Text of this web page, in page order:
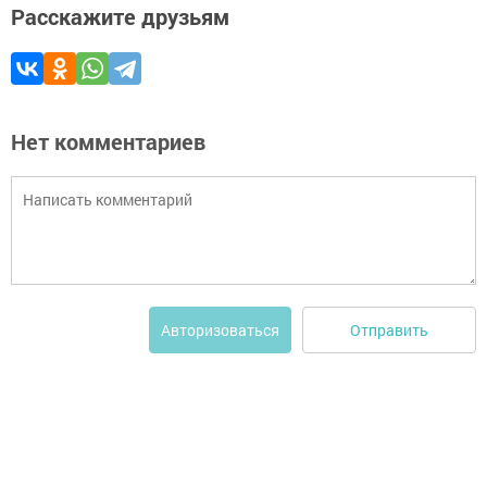
Расскажите друзьям
Нет комментариев
Авторизоваться Отправить